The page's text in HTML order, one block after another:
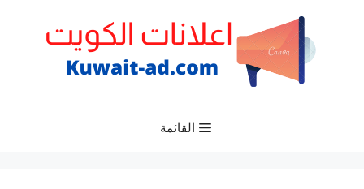
القائمة